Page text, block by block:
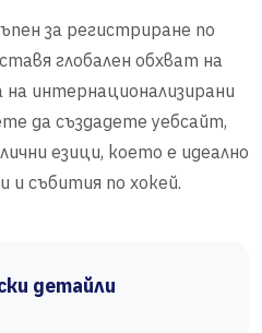
за регистриране по
глобален обхват на
интернационализирани
да създадете уебсайт,
езици, което е идеално
и събития по хокей.
детайли